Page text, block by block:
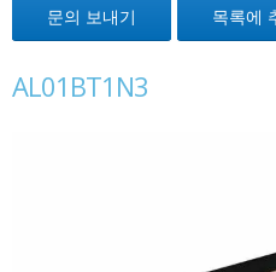
문의 보내기 목록에
AL01BT1N3